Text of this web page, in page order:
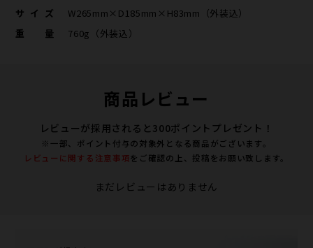
サイズ
W265mm×D185mm×H83mm（外装込）
重量
760g（外装込）
商品レビュー
レビューが採用されると300ポイントプレゼント！
※一部、ポイント付与の対象外となる商品がございます。
レビューに関する注意事項をご確認の上、投稿をお願い致します。
まだレビューはありません